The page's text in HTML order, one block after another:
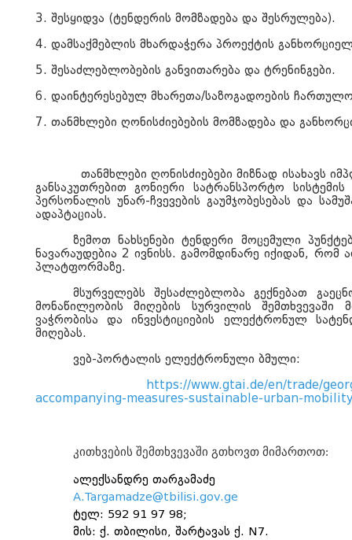
3. შესყიდვა (ტენდერის მომზადება და შესრულება).
4. დამსაქმებლის მხარდაჭერა პროექტის
5. შესაძლებლობების განვითარება და ტრენინგები.
6. დაინტერესებულ მხარეთა/საზოგადოების
7. თანმხლები ღონისძიებების მომზადება და
თანმხლები ღონისძიებები მიზნად ისახავს
განსაკუთრებით გონიერი სატრანსპორტო
პერსონალის უნარ-ჩვევების გაუმჯობესებას და
ადაპტაციას.
ზემოთ ნახსენები ტენდერი მოცემული
ნავარაუდებია 2 ივნისს. გამომდინარე იქიდან,
პლატფორმაზე.
მსურველებს შესაძლებლობაგექნებათ
მონაწილეობის მიღების სურვილის შემთხვევაში
ვაჭრობისა და ინვესტიციების ელექტრონულ
მიღებას.
ვებ-პორტალის ელექტრონული ბმული:
https://www.gtai.de/en/trade/
accompanying-measures-sustainable-urban-
კითხვების შემთხვევაში გთხოვთ მიმართოთ:
ალექსანდრე თარგამაძე
A.Targamadze@tbilisi.gov.ge
ტელ: 592 91 97 98;
მის: ქ. თბილისი, შარტავას ქ. N7.